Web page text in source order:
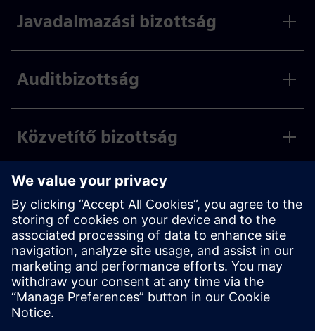
Javadalmazási bizottság
Auditbizottság
Közvetítő bizottság
Innovációs és technológiai
bizottság
Jelölőbizottság